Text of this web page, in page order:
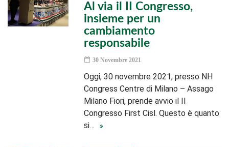
Al via il II Congresso,
insieme per un
cambiamento
responsabile
30 Novembre 2021
Oggi, 30 novembre 2021, presso NH
Congress Centre di Milano – Assago
Milano Fiori, prende avvio il II
Congresso First Cisl. Questo è quanto
si…